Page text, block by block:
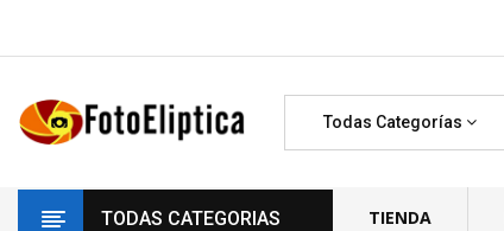
Todas Categorías
TODAS CATEGORIAS TIENDA